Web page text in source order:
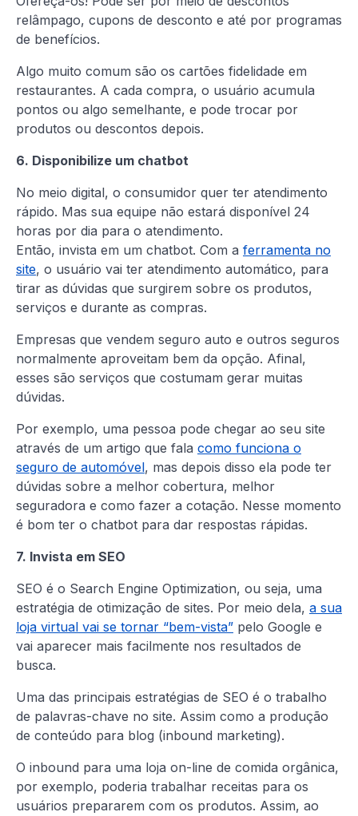
relâmpago, cupons de desconto e até por programas
de benefícios.
Algo muito comum são os cartões fidelidade em
restaurantes. A cada compra, o usuário acumula
pontos ou algo semelhante, e pode trocar por
produtos ou descontos depois.
6. Disponibilize um chatbot
No meio digital, o consumidor quer ter atendimento
rápido. Mas sua equipe não estará disponível 24
horas por dia para o atendimento.
Então, invista em um chatbot. Com a ferramenta no
site, o usuário vai ter atendimento automático, para
tirar as dúvidas que surgirem sobre os produtos,
serviços e durante as compras.
Empresas que vendem seguro auto e outros seguros
normalmente aproveitam bem da opção. Afinal,
esses são serviços que costumam gerar muitas
dúvidas.
Por exemplo, uma pessoa pode chegar ao seu site
através de um artigo que fala como funciona o
seguro de automóvel, mas depois disso ela pode ter
dúvidas sobre a melhor cobertura, melhor
seguradora e como fazer a cotação. Nesse momento
é bom ter o chatbot para dar respostas rápidas.
7. Invista em SEO
SEO é o Search Engine Optimization, ou seja, uma
estratégia de otimização de sites. Por meio dela, a sua
loja virtual vai se tornar “bem-vista” pelo Google e
vai aparecer mais facilmente nos resultados de
busca.
Uma das principais estratégias de SEO é o trabalho
de palavras-chave no site. Assim como a produção
de conteúdo para blog (inbound marketing).
O inbound para uma loja on-line de comida orgânica,
por exemplo, poderia trabalhar receitas para os
usuários prepararem com os produtos. Assim, ao